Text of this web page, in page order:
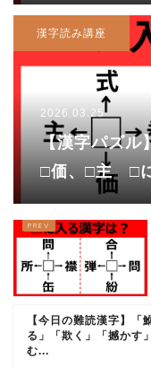
漢字読み講座
2026.03.25
【漢字パズル
□価、□主 □
【今日の難読漢字】「
る」「欺く」「撼かす
む...